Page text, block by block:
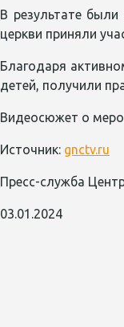
В результате
церкви приняли
Благодаря
детей, получили
Видеосюжет о
Источник: gnctv.ru
Пресс-служба
03.01.2024